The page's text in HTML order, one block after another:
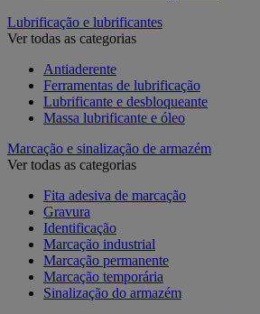
Lubrificação e lubrificantes
Ver todas as categorias
Antiaderente
Ferramentas de lubrificação
Lubrificante e desbloqueante
Massa lubrificante e óleo
Marcação e sinalização de armazém
Ver todas as categorias
Fita adesiva de marcação
Gravura
Identificação
Marcação industrial
Marcação permanente
Marcação temporária
Sinalização do armazém